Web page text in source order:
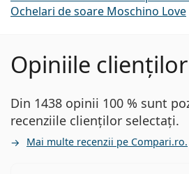
Ochelari de soare Moschino Love
Opiniile
Din 1438 opinii 100 % sunt
recenziile clienților selectați.
Mai multe recenzii pe Compari.ro.